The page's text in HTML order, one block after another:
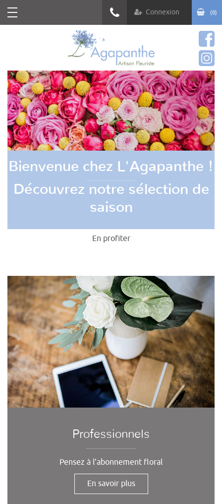
(0)
Connexion
Bienvenue chez L'Agapanthe !
Découvrez notre sélection de
saison
En profiter
Professionnels
Pensez à l'abonnement floral
En savoir plus